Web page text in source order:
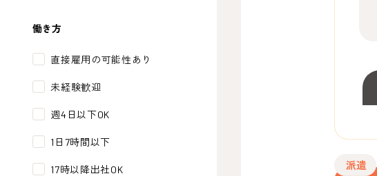
働き方
直接雇用の可能性あり
未経験歓迎
週4日以下OK
1日7時間以下
17時以降出社OK 派遣